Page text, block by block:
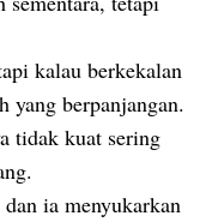
kalau berkekalan
yang berpanjangan.
tidak kuat sering
ia menyukarkan